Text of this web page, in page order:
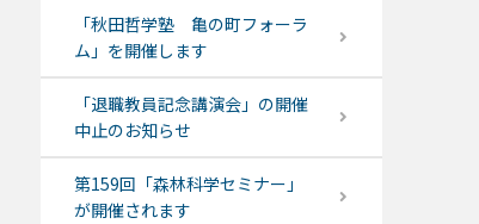
「秋田哲学塾 亀の町フォーラ
ム」を開催します
「退職教員記念講演会」の開催
中止のお知らせ
第159回「森林科学セミナー」
が開催されます